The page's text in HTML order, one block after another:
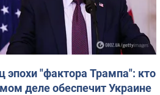
эпохи "фактора Трампа": кто
деле обеспечит Украине